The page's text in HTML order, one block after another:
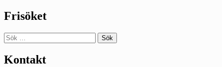
Frisöket
Sök
efter:
Kontakt